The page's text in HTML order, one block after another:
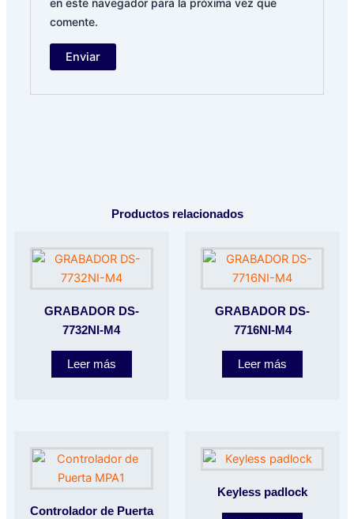
en este navegador para la próxima vez que
comente.
Productos relacionados
GRABADOR DS-
7732NI-M4
Leer más
GRABADOR DS-
7716NI-M4
Leer más
Controlador de Puerta
Keyless padlock